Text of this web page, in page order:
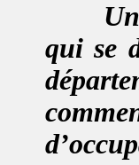
qui se